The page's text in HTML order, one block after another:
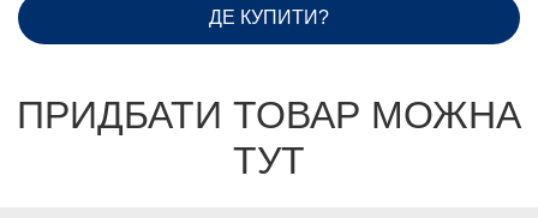
ДЕ КУПИТИ?
ПРИДБАТИ ТОВАР МОЖНА
ТУТ